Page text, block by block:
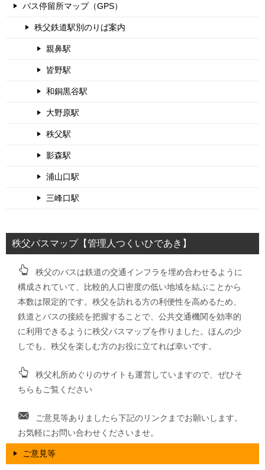
バス停留所マップ（GPS）
秩父鉄道駅別のりば案内
親鼻駅
皆野駅
和銅黒谷駅
大野原駅
秩父駅
影森駅
浦山口駅
三峰口駅
秩父バスマップ【管理人つくいひであき】
秩父のバスは鉄道の交通インフラを埋め合わせるように
構成されていて、比較的人口密度の低い地域を結ぶことから
本数は限定的です。秩父を訪れる方の利便性を高めるため、
鉄道とバスの接続を把握することで、公共交通機関を効率的
に利用できるように秩父バスマップを作りました。ほんの少
しでも、秩父を楽しむ方のお役に立てれば幸いです。
秩父札所めぐりのサイトも運営していますので、ぜひそ
ちらもご覧ください
ご意見等ありましたら下記のリンクまでお願いします。
お気軽にお問い合わせくださいませ。
ご意見等